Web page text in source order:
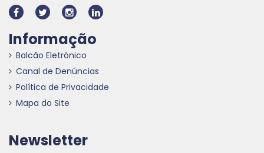
Informação
Balcão Eletrónico
Canal de Denúncias
Política de Privacidade
Mapa do Site
Newsletter